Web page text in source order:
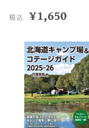
税込 ¥1,650